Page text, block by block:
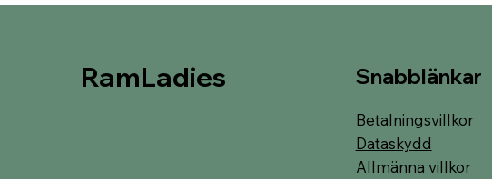
RamLadies
Betalningsvillkor
Dataskydd
Allmänna villkor
Snabblänkar